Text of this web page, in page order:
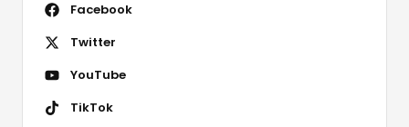
Facebook
Twitter
YouTube
TikTok